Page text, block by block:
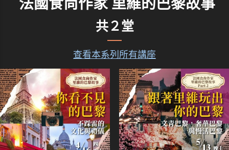
法國食尚作家 里維的巴黎故事
共２堂
查看本系列所有講座